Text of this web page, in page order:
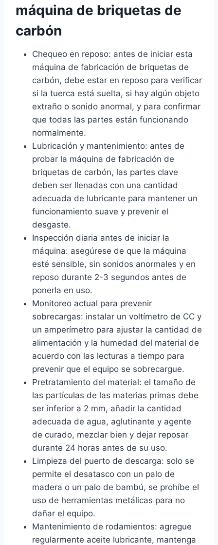
máquina de briquetas de
carbón
Chequeo en reposo: antes de iniciar esta
máquina de fabricación de briquetas de
carbón, debe estar en reposo para verificar
si la tuerca está suelta, si hay algún objeto
extraño o sonido anormal, y para confirmar
que todas las partes están funcionando
normalmente.
Lubricación y mantenimiento: antes de
probar la máquina de fabricación de
briquetas de carbón, las partes clave
deben ser llenadas con una cantidad
adecuada de lubricante para mantener un
funcionamiento suave y prevenir el
desgaste.
Inspección diaria antes de iniciar la
máquina: asegúrese de que la máquina
esté sensible, sin sonidos anormales y en
reposo durante 2-3 segundos antes de
ponerla en uso.
Monitoreo actual para prevenir
sobrecargas: instalar un voltímetro de CC y
un amperímetro para ajustar la cantidad de
alimentación y la humedad del material de
acuerdo con las lecturas a tiempo para
prevenir que el equipo se sobrecargue.
Pretratamiento del material: el tamaño de
las partículas de las materias primas debe
ser inferior a 2 mm, añadir la cantidad
adecuada de agua, aglutinante y agente
de curado, mezclar bien y dejar reposar
durante 24 horas antes de su uso.
Limpieza del puerto de descarga: solo se
permite el desatasco con un palo de
madera o un palo de bambú, se prohíbe el
uso de herramientas metálicas para no
dañar el equipo.
Mantenimiento de rodamientos: agregue
regularmente aceite lubricante, mantenga